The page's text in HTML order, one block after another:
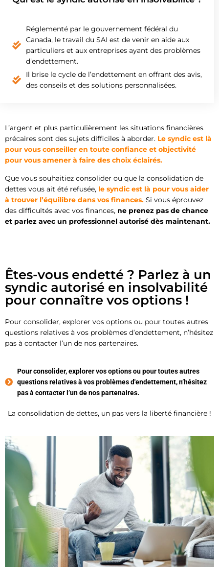
Réglementé par le gouvernement fédéral du
Canada, le travail du SAI est de venir en aide aux
particuliers et aux entreprises ayant des problèmes
d’endettement.
Il brise le cycle de l’endettement en offrant des avis,
des conseils et des solutions personnalisées.
L’argent et plus particulièrement les situations financières
précaires sont des sujets difficiles à aborder. Le syndic est là
pour vous conseiller en toute confiance et objectivité
pour vous amener à faire des choix éclairés.
Que vous souhaitiez consolider ou que la consolidation de
dettes vous ait été refusée, le syndic est là pour vous aider
à trouver l’équilibre dans vos finances. Si vous éprouvez
des difficultés avec vos finances, ne prenez pas de chance
et parlez avec un professionnel autorisé dès maintenant.
Êtes-vous endetté ? Parlez à un
syndic autorisé en insolvabilité
pour connaître vos options !
Pour consolider, explorer vos options ou pour toutes autres
questions relatives à vos problèmes d’endettement, n’hésitez
pas à contacter l’un de nos partenaires.
Pour consolider, explorer vos options ou pour toutes autres
questions relatives à vos problèmes d'endettement, n’hésitez
pas à contacter l’un de nos partenaires.
La consolidation de dettes, un pas vers la liberté financière !